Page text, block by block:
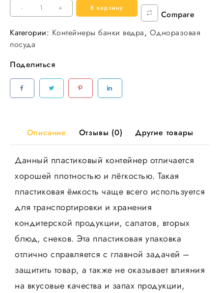
-
Количество
товара
Контейнер
низкий
мл
132*179
500
+ В корзину
Compare
Категории: Контейнеры банки ведра, Одноразовая
посуда
Поделиться
Описание Отзывы (0) Другие товары
Данный пластиковый контейнер отличается
хорошей плотностью и лёгкостью. Такая
пластиковая ёмкость чаще всего используется
для транспортировки и хранения
кондитерской продукции, салатов, вторых
блюд, снеков. Эта пластиковая упаковка
отлично справляется с главной задачей –
защитить товар, а также не оказывает влияния
на вкусовые качества и запах продукции,